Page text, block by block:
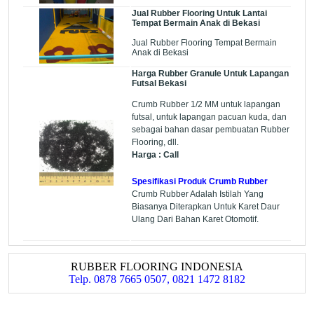
Jual Rubber Flooring Untuk Lantai
Tempat Bermain Anak di Bekasi
Jual Rubber Flooring Tempat Bermain
Anak di Bekasi
Harga Rubber Granule Untuk Lapangan
Futsal Bekasi
Crumb Rubber 1/2 MM untuk lapangan
futsal, untuk lapangan pacuan kuda, dan
sebagai bahan dasar pembuatan Rubber
Flooring, dll.
Harga : Call
Spesifikasi Produk Crumb Rubber
Crumb Rubber Adalah Istilah Yang
Biasanya Diterapkan Untuk Karet Daur
Ulang Dari Bahan Karet Otomotif.
RUBBER FLOORING INDONESIA
Telp. 0878 7665 0507, 0821 1472 8182